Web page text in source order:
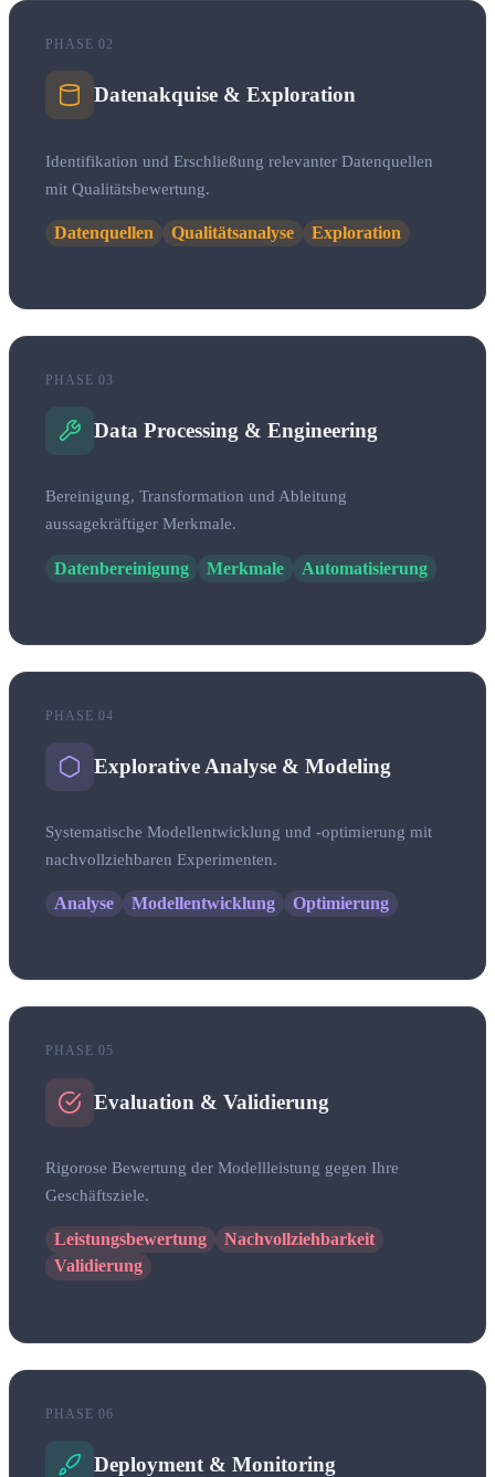
PHASE 02
Datenakquise & Exploration
Identifikation und Erschließung relevanter Datenquellen
mit Qualitätsbewertung.
Datenquellen Qualitätsanalyse Exploration
PHASE 03
Data Processing & Engineering
Bereinigung, Transformation und Ableitung
aussagekräftiger Merkmale.
Datenbereinigung Merkmale Automatisierung
PHASE 04
Explorative Analyse & Modeling
Systematische Modellentwicklung und -optimierung mit
nachvollziehbaren Experimenten.
Analyse Modellentwicklung Optimierung
PHASE 05
Evaluation & Validierung
Rigorose Bewertung der Modellleistung gegen Ihre
Geschäftsziele.
Leistungsbewertung
Nachvollziehbarkeit
Validierung
PHASE 06
Deployment & Monitoring